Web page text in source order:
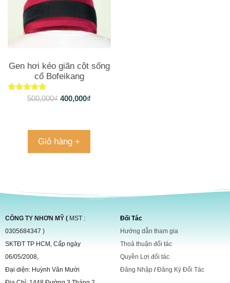
Gen hơi kéo giãn cột sống
cổ Bofeikang
Được xếp
500,000₫ 400,000₫
Giỏ hàng +
CÔNG TY NHƠN MỸ ( MST :
0305684347 )
SKTĐT TP HCM, Cấp ngày
06/05/2008,
Đại diện: Huỳnh Văn Mười
Đối Tác
Hướng dẫn tham gia
Thoả thuận đối tác
Quyền Lợi đối tác
Đăng Nhập /Đăng Ký Đối Tác